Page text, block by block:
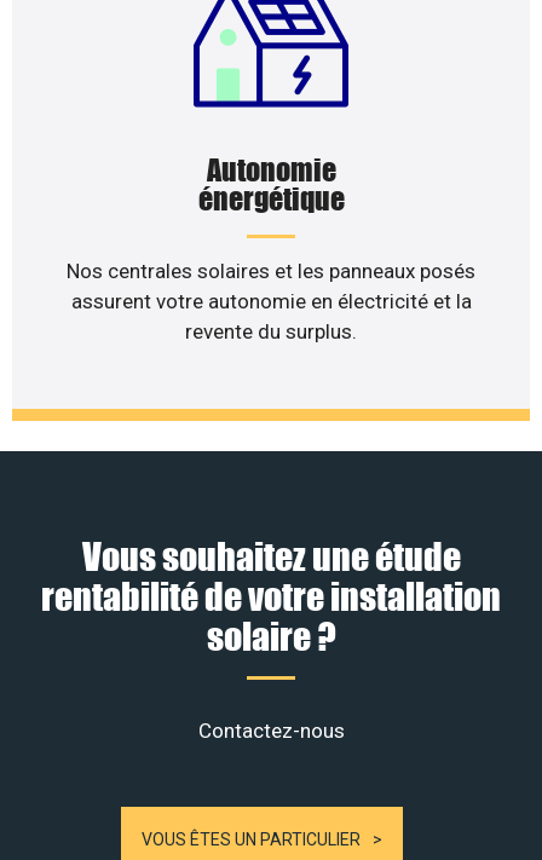
Autonomie
énergétique
Nos centrales solaires et les panneaux posés
assurent votre autonomie en électricité et la
revente du surplus.
Vous souhaitez une étude
rentabilité de votre installation
solaire ?
Contactez-nous
VOUS ÊTES UN PARTICULIER